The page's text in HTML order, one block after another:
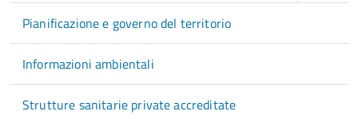
Pianificazione e governo del territorio
Informazioni ambientali
Strutture sanitarie private accreditate